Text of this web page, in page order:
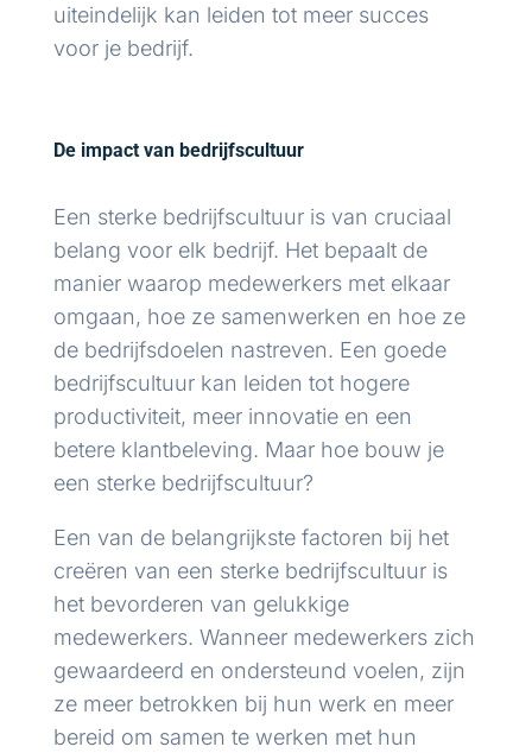
uiteindelijk kan leiden tot meer succes
voor je bedrijf.
De impact van bedrijfscultuur
Een sterke bedrijfscultuur is van cruciaal
belang voor elk bedrijf. Het bepaalt de
manier waarop medewerkers met elkaar
omgaan, hoe ze samenwerken en hoe ze
de bedrijfsdoelen nastreven. Een goede
bedrijfscultuur kan leiden tot hogere
productiviteit, meer innovatie en een
betere klantbeleving. Maar hoe bouw je
een sterke bedrijfscultuur?
Een van de belangrijkste factoren bij het
creëren van een sterke bedrijfscultuur is
het bevorderen van gelukkige
medewerkers. Wanneer medewerkers zich
gewaardeerd en ondersteund voelen, zijn
ze meer betrokken bij hun werk en meer
bereid om samen te werken met hun